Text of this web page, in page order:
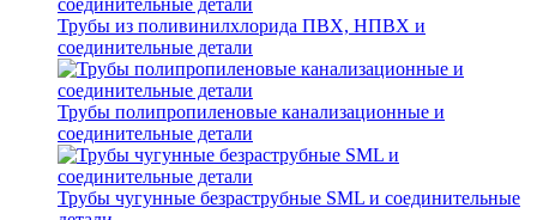
Трубы из поливинилхлорида ПВХ, НПВХ и
соединительные детали
Трубы полипропиленовые канализационные и
соединительные детали
Трубы чугунные безраструбные SML и соединительные